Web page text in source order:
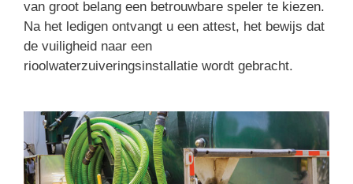
van groot belang een betrouwbare speler te kiezen.
Na het ledigen ontvangt u een attest, het bewijs dat
de vuiligheid naar een
rioolwaterzuiveringsinstallatie wordt gebracht.